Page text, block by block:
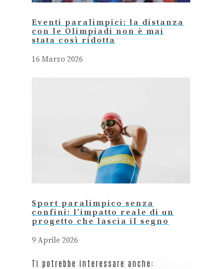
Eventi paralimpici: la distanza
con le Olimpiadi non è mai
stata così ridotta
16 Marzo 2026
Sport paralimpico senza
confini: l’impatto reale di un
progetto che lascia il segno
9 Aprile 2026
Ti potrebbe interessare anche: